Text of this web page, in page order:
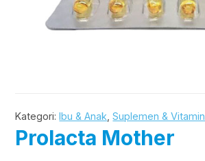
Kategori:Ibu & Anak ,Suplemen & Vitamin
Prolacta Mother